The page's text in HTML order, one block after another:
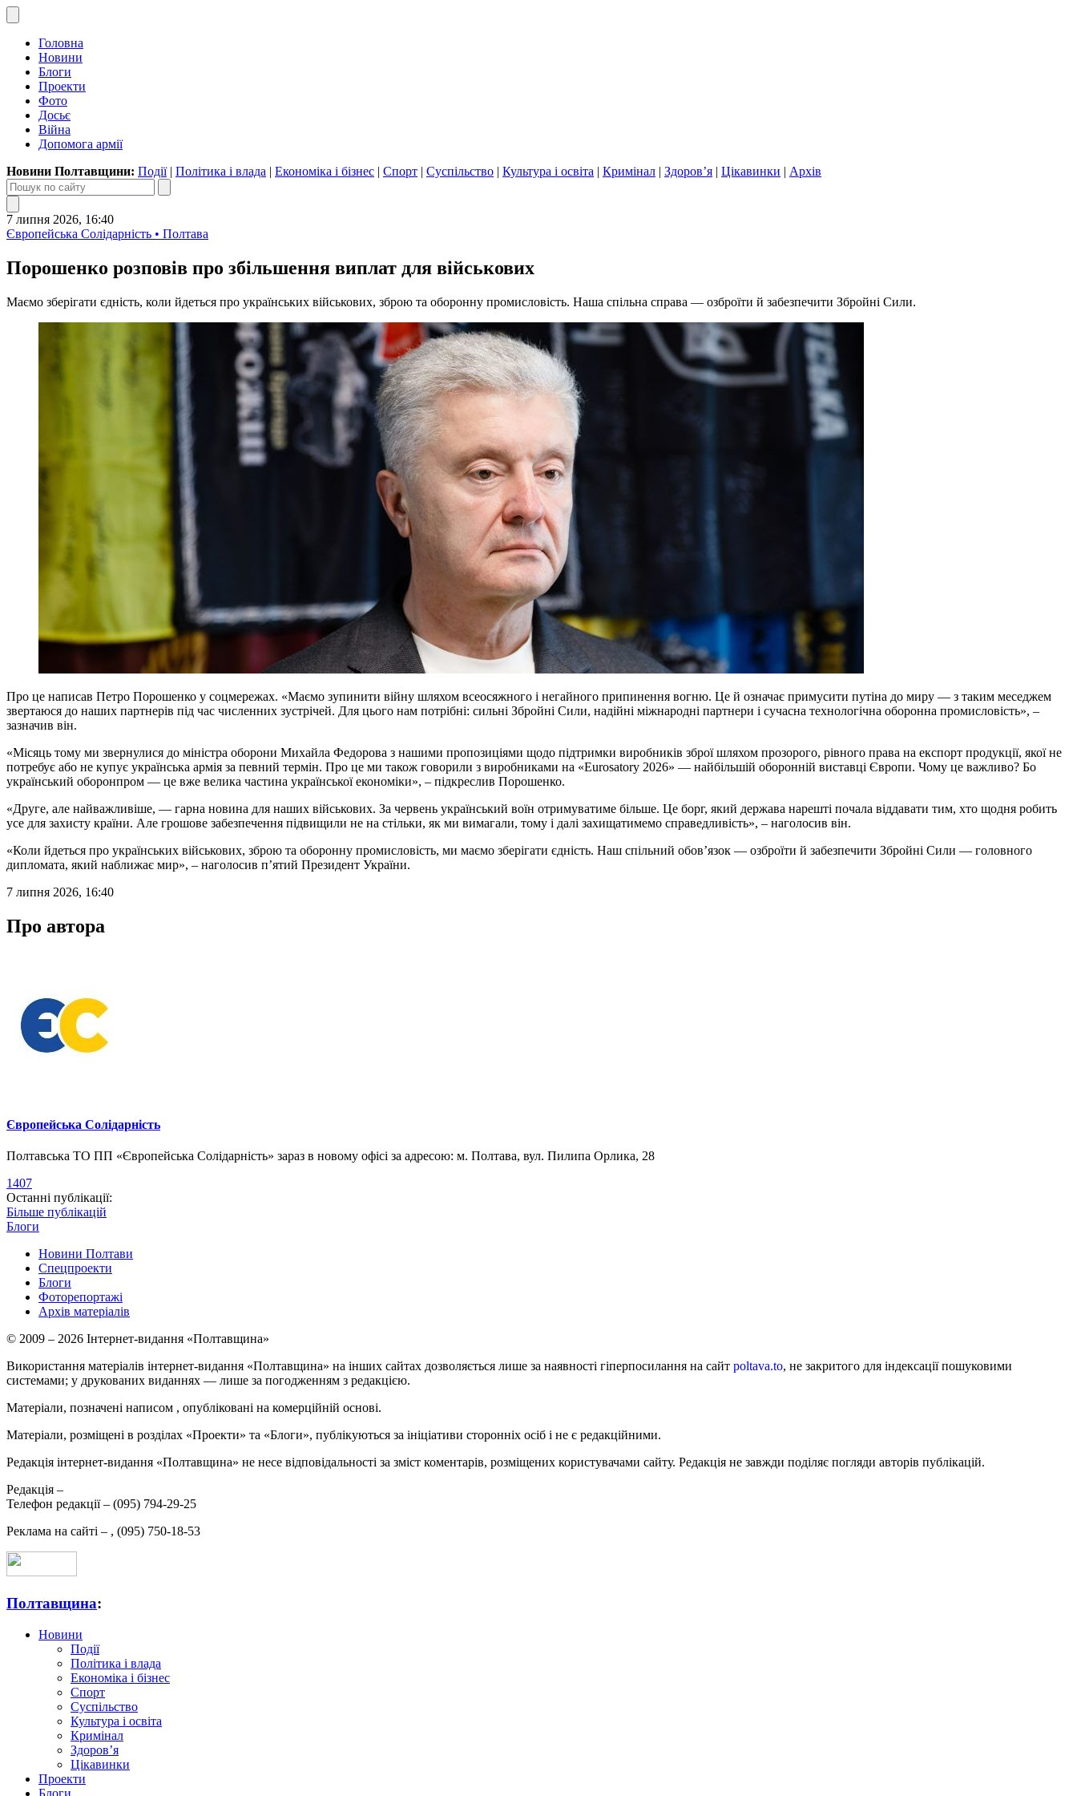
Головна
Новини
Блоги
Проекти
Фото
Досьє
Війна
Допомога армії
Новини Полтавщини: Події| Політика і влада | Економіка і бізнес | Спорт | Суспільство | Культура і освіта | Кримінал | Здоров’я | Цікавинки | Архів
7 липня 2026, 16:40
Європейська Солідарність • Полтава
Порошенко розповів про збільшення виплат для військових
Маємо зберігати єдність, коли йдеться про українських військових, зброю та оборонну промисловість. Наша спільна справа — озброїти й забезпечити Збройні Сили.
Про це написав Петро Порошенко у соцмережах. «Маємо зупинити війну шляхом всеосяжного і негайного припинення вогню. Це й означає примусити путіна до миру — з таким меседжем
звертаюся до наших партнерів під час численних зустрічей. Для цього нам потрібні: сильні Збройні Сили, надійні міжнародні партнери і сучасна технологічна оборонна промисловість», –
зазначив він.
«Місяць тому ми звернулися до міністра оборони Михайла Федорова з нашими пропозиціями щодо підтримки виробників зброї шляхом прозорого, рівного права на експорт продукції, якої не
потребує або не купує українська армія за певний термін. Про це ми також говорили з виробниками на «Eurosatory 2026» — найбільшій оборонній виставці Європи. Чому це важливо? Бо
український оборонпром — це вже велика частина української економіки», – підкреслив Порошенко.
«Друге, але найважливіше, — гарна новина для наших військових. За червень український воїн отримуватиме більше. Це борг, який держава нарешті почала віддавати тим, хто щодня робить
усе для захисту країни. Але грошове забезпечення підвищили не на стільки, як ми вимагали, тому і далі захищатимемо справедливість», – наголосив він.
«Коли йдеться про українських військових, зброю та оборонну промисловість, ми маємо зберігати єдність. Наш спільний обов’язок — озброїти й забезпечити Збройні Сили — головного
дипломата, який наближає мир», – наголосив пʼятий Президент України.
7 липня 2026, 16:40
Про автора
Європейська Солідарність
Полтавська ТО ПП «Європейська Солідарність» зараз в новому офісі за адресою: м. Полтава, вул. Пилипа Орлика, 28
1407
Останні публікації:
Більше публікацій
Блоги
Новини Полтави
Спецпроекти
Блоги
Фоторепортажі
Архів матеріалів
© 2009 – 2026 Інтернет-видання «Полтавщина»
Використання матеріалів інтернет-видання «Полтавщина» на інших сайтах дозволяється лише за наявності гіперпосилання на сайт poltava.to, не закритого для індексації пошуковими
системами; у друкованих виданнях — лише за погодженням з редакцією.
Матеріали, позначені написом , опубліковані на комерційній основі.
Матеріали, розміщені в розділах «Проекти» та «Блоги», публікуються за ініціативи сторонніх осіб і не є редакційними.
Редакція інтернет-видання «Полтавщина» не несе відповідальності за зміст коментарів, розміщених користувачами сайту. Редакція не завжди поділяє погляди авторів публікацій.
Редакція –
Телефон редакції – (095) 794-29-25
Реклама на сайті – , (095) 750-18-53
Полтавщина:
Новини
Події
Політика і влада
Економіка і бізнес
Спорт
Суспільство
Культура і освіта
Кримінал
Здоров’я
Цікавинки
Проекти
Блоги